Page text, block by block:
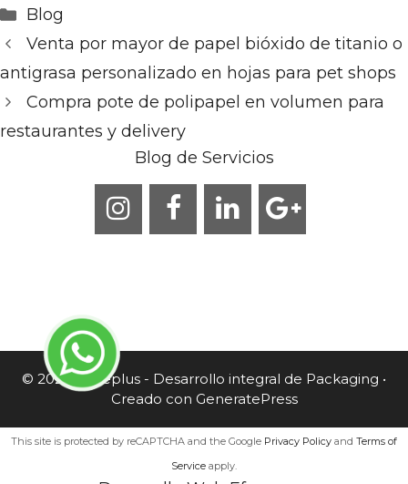
Categorías
Blog
Venta por mayor de papel bióxido de titanio o
antigrasa personalizado en hojas para pet shops
Compra pote de polipapel en volumen para
restaurantes y delivery
Blog de Servicios
© 2026 Caneplus - Desarrollo integral de Packaging •
Creado con GeneratePress
This site is protected by reCAPTCHA and the Google Privacy Policy and Terms of
Service apply.